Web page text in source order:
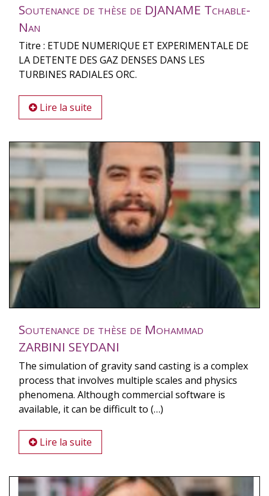
Soutenance de thèse de DJANAME Tchable-
Nan
Titre : ETUDE NUMERIQUE ET EXPERIMENTALE DE
LA DETENTE DES GAZ DENSES DANS LES
TURBINES RADIALES ORC.
Lire la suite
Soutenance de thèse de Mohammad
ZARBINI SEYDANI
The simulation of gravity sand casting is a complex
process that involves multiple scales and physics
phenomena. Although commercial software is
available, it can be difficult to (…)
Lire la suite